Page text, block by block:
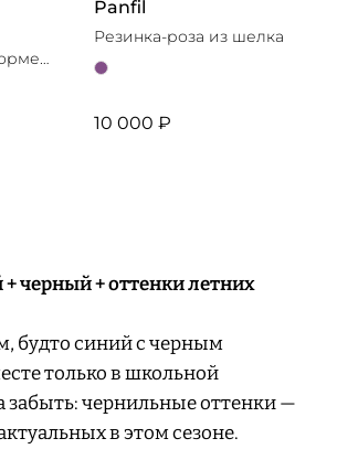
Panfil
Резинка-роза из шелка
10 000 ₽
черный + оттенки летних
будто синий с черным
только в школьной
забыть: чернильные оттенки —
в этом сезоне.